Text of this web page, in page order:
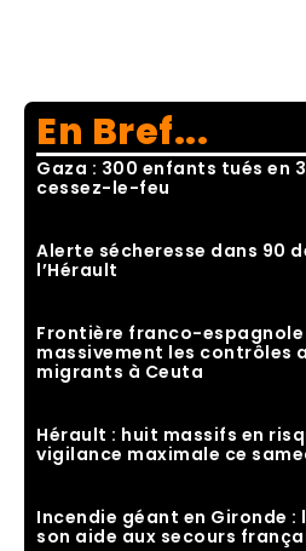
En Bref...
Gaza : 300 enfants tués en
cessez-le-feu
Alerte sécheresse dans 90
l’Hérault
Frontière franco-espagnole
massivement les contrôles
migrants à Ceuta
Hérault : huit massifs en
vigilance maximale ce
Incendie géant en Gironde :
son aide aux secours